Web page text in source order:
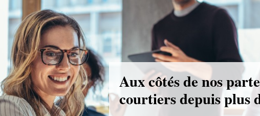
Aux côtés de nos
courtiers depuis plus